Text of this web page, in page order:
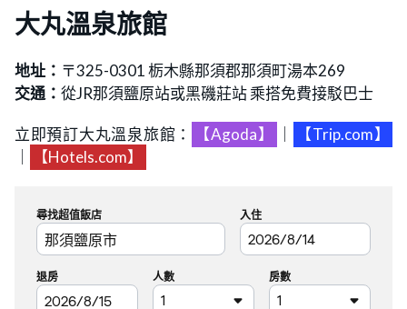
大丸溫泉旅館
地址： 〒325-0301 栃木縣那須郡那須町湯本269
交通： 從JR那須鹽原站或黑磯莊站 乘搭免費接駁巴士
立即預訂大丸溫泉旅館： 【Agoda】
【Trip.com】
【Hotels.com】